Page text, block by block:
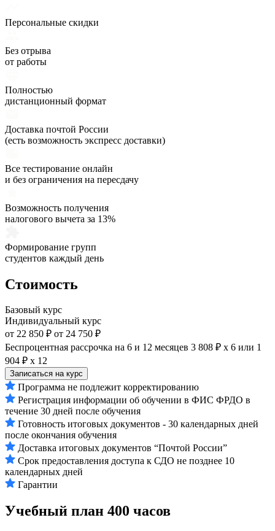
Персональные скидки
Без отрыва
от работы
Полностью
дистанционный формат
Доставка почтой России
(есть возможность экспресс доставки)
Все тестирование онлайн
и без ограничения на пересдачу
Возможность получения
налогового вычета за 13%
Формирование групп
студентов каждый день
Стоимость
Базовый курс
Индивидуальный курс
от 22 850 ₽ от 24 750 ₽
Беспроцентная рассрочка на 6 и 12 месяцев 3 808 ₽ х 6 или 1
904 ₽ х 12
Записаться на курс
Программа не подлежит корректированию
Регистрация информации об обучении в ФИС ФРДО в
течение 30 дней после обучения
Готовность итоговых документов - 30 календарных дней
после окончания обучения
Доставка итоговых документов “Почтой России”
Срок предоставления доступа к СДО не позднее 10
календарных дней
Гарантии
Учебный план 400 часов